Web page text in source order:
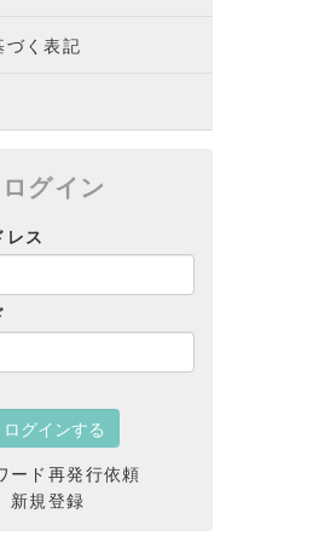
づく表記
ログイン
レス
ード再発行依頼
新規登録